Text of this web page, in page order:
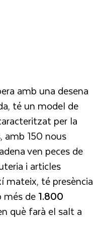
amb una desena
té un model de
per la
amb 150 nous
ven peces de
i articles
mateix, té presència
més de1.800
què farà el salt a